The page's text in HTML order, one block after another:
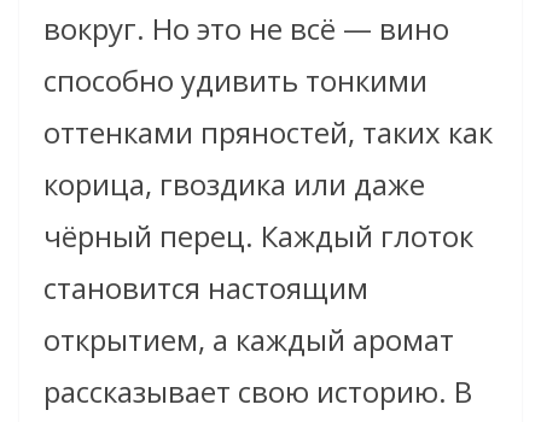
вокруг. Но это не всё — вино
способно удивить тонкими
оттенками пряностей, таких как
корица, гвоздика или даже
чёрный перец. Каждый глоток
становится настоящим
открытием, а каждый аромат
рассказывает свою историю. В